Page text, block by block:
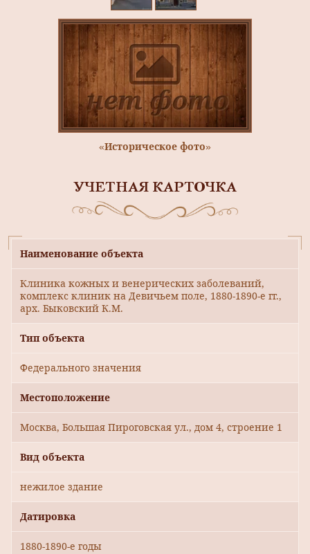
«Историческое фото»
УЧЕТНАЯ КАРТОЧКА
Наименование объекта
Клиника кожных и венерических заболеваний,
комплекс клиник на Девичьем поле, 1880-1890-е гг.,
арх. Быковский К.М.
Тип объекта
Федерального значения
Местоположение
Москва, Большая Пироговская ул., дом 4, строение 1
Вид объекта
нежилое здание
Датировка
1880-1890-е годы